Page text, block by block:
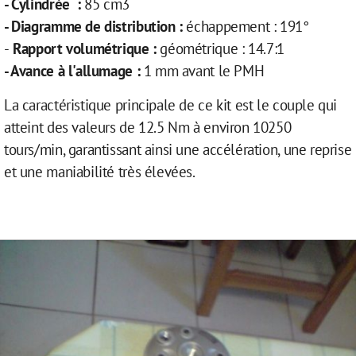
- Diagramme de distribution :échappement : 191°
- Rapport volumétrique :géométrique : 14.7:1
- Avance à l'allumage :1 mm avant le PMH
La caractéristique principale de ce kit est le couple qui
atteint des valeurs de 12.5 Nm à environ 10250
tours/min, garantissant ainsi une accélération, une reprise
et une maniabilité très élevées.